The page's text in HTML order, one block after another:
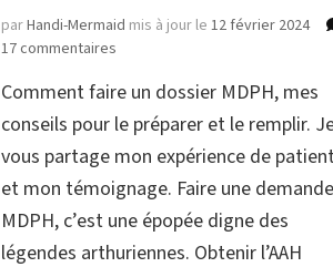
parHandi-Mermaid mis à jour le12 février 2024
17 commentaires
faire
une
demande
MDPH,
conseils
témoignages
Comment faire un dossier MDPH, mes
conseils pour le préparer et le remplir.
vous partage mon expérience de
et mon témoignage. Faire une demande
MDPH, c’est une épopée digne des
légendes arthuriennes. Obtenir l’AAH